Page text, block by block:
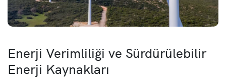
Enerji Verimliliği ve Sürdürülebilir
Enerji Kaynakları